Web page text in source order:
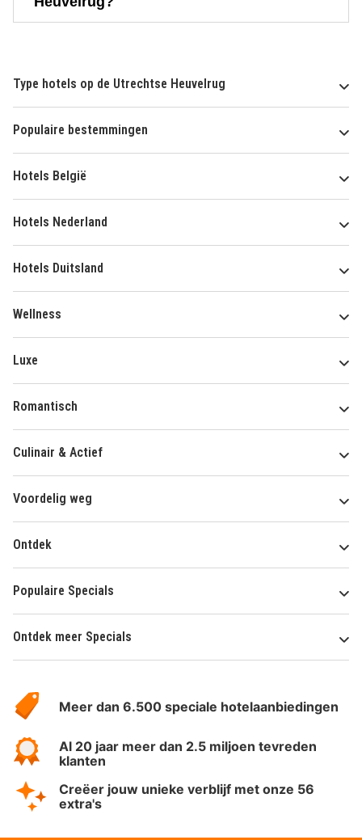
Type hotels op de Utrechtse Heuvelrug
Populaire bestemmingen
Hotels België
Hotels Nederland
Hotels Duitsland
Wellness
Luxe
Romantisch
Culinair & Actief
Voordelig weg
Ontdek
Populaire Specials
Ontdek meer Specials
HotelSpecials
Meer dan 6.500 speciale hotelaanbiedingen
Al 20 jaar meer dan 2.5 miljoen tevreden
klanten
Creëer jouw unieke verblijf met onze 56
extra's